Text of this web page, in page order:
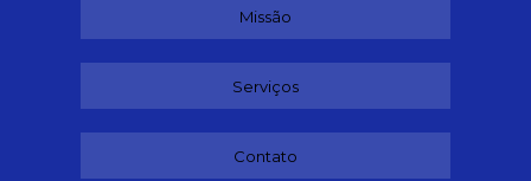
Missão
Serviços
Contato